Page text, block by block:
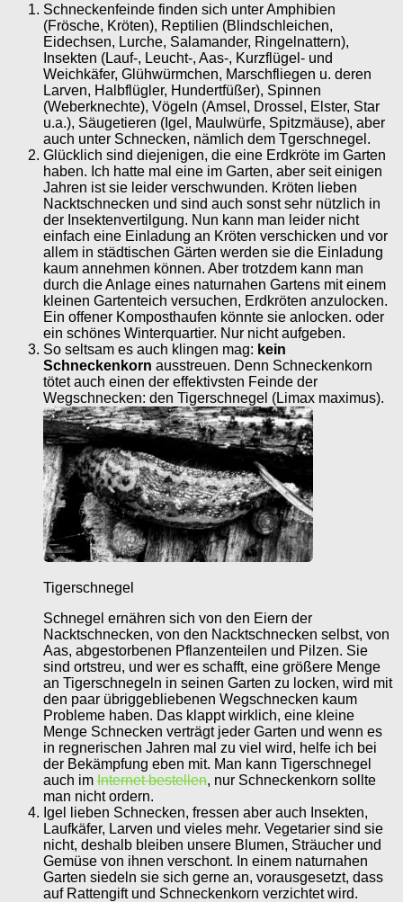
Schneckenfeinde finden sich unter Amphibien
(Frösche, Kröten), Reptilien (Blindschleichen,
Eidechsen, Lurche, Salamander, Ringelnattern),
Insekten (Lauf-, Leucht-, Aas-, Kurzflügel- und
Weichkäfer, Glühwürmchen, Marschfliegen u. deren
Larven, Halbflügler, Hundertfüßer), Spinnen
(Weberknechte), Vögeln (Amsel, Drossel, Elster, Star
u.a.), Säugetieren (Igel, Maulwürfe, Spitzmäuse), aber
auch unter Schnecken, nämlich dem Tgerschnegel.
Glücklich sind diejenigen, die eine Erdkröte im Garten
haben. Ich hatte mal eine im Garten, aber seit einigen
Jahren ist sie leider verschwunden. Kröten lieben
Nacktschnecken und sind auch sonst sehr nützlich in
der Insektenvertilgung. Nun kann man leider nicht
einfach eine Einladung an Kröten verschicken und vor
allem in städtischen Gärten werden sie die Einladung
kaum annehmen können. Aber trotzdem kann man
durch die Anlage eines naturnahen Gartens mit einem
kleinen Gartenteich versuchen, Erdkröten anzulocken.
Ein offener Komposthaufen könnte sie anlocken. oder
ein schönes Winterquartier. Nur nicht aufgeben.
So seltsam es auch klingen mag: kein
Schneckenkorn ausstreuen. Denn Schneckenkorn
tötet auch einen der effektivsten Feinde der
Wegschnecken: den Tigerschnegel (Limax maximus).
Tigerschnegel
Schnegel ernähren sich von den Eiern der
Nacktschnecken, von den Nacktschnecken selbst, von
Aas, abgestorbenen Pflanzenteilen und Pilzen. Sie
sind ortstreu, und wer es schafft, eine größere Menge
an Tigerschnegeln in seinen Garten zu locken, wird mit
den paar übriggebliebenen Wegschnecken kaum
Probleme haben. Das klappt wirklich, eine kleine
Menge Schnecken verträgt jeder Garten und wenn es
in regnerischen Jahren mal zu viel wird, helfe ich bei
der Bekämpfung eben mit. Man kann Tigerschnegel
auch im Internet bestellen, nur Schneckenkorn sollte
man nicht ordern.
Igel lieben Schnecken, fressen aber auch Insekten,
Laufkäfer, Larven und vieles mehr. Vegetarier sind sie
nicht, deshalb bleiben unsere Blumen, Sträucher und
Gemüse von ihnen verschont. In einem naturnahen
Garten siedeln sie sich gerne an, vorausgesetzt, dass
auf Rattengift und Schneckenkorn verzichtet wird.